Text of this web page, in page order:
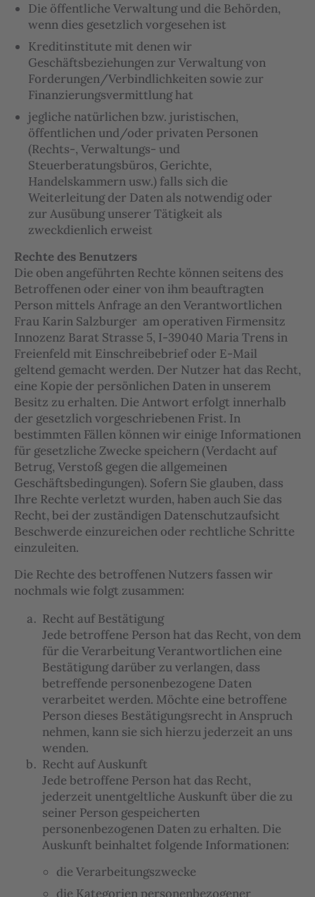
Die öffentliche Verwaltung und die Behörden,
wenn dies gesetzlich vorgesehen ist
Kreditinstitute mit denen wir
Geschäftsbeziehungen zur Verwaltung von
Forderungen/Verbindlichkeiten sowie zur
Finanzierungsvermittlung hat
jegliche natürlichen bzw. juristischen,
öffentlichen und/oder privaten Personen
(Rechts-, Verwaltungs- und
Steuerberatungsbüros, Gerichte,
Handelskammern usw.) falls sich die
Weiterleitung der Daten als notwendig oder
zur Ausübung unserer Tätigkeit als
zweckdienlich erweist
Rechte des Benutzers
Die oben angeführten Rechte können seitens des
Betroffenen oder einer von ihm beauftragten
Person mittels Anfrage an den Verantwortlichen
Frau Karin Salzburger am operativen Firmensitz
Innozenz Barat Strasse 5, I-39040 Maria Trens in
Freienfeld mit Einschreibebrief oder E-Mail
geltend gemacht werden. Der Nutzer hat das Recht,
eine Kopie der persönlichen Daten in unserem
Besitz zu erhalten. Die Antwort erfolgt innerhalb
der gesetzlich vorgeschriebenen Frist. In
bestimmten Fällen können wir einige Informationen
für gesetzliche Zwecke speichern (Verdacht auf
Betrug, Verstoß gegen die allgemeinen
Geschäftsbedingungen). Sofern Sie glauben, dass
Ihre Rechte verletzt wurden, haben auch Sie das
Recht, bei der zuständigen Datenschutzaufsicht
Beschwerde einzureichen oder rechtliche Schritte
einzuleiten.
Die Rechte des betroffenen Nutzers fassen wir
nochmals wie folgt zusammen:
Recht auf Bestätigung
Jede betroffene Person hat das Recht, von dem
für die Verarbeitung Verantwortlichen eine
Bestätigung darüber zu verlangen, dass
betreffende personenbezogene Daten
verarbeitet werden. Möchte eine betroffene
Person dieses Bestätigungsrecht in Anspruch
nehmen, kann sie sich hierzu jederzeit an uns
wenden.
Recht auf Auskunft
Jede betroffene Person hat das Recht,
jederzeit unentgeltliche Auskunft über die zu
seiner Person gespeicherten
personenbezogenen Daten zu erhalten. Die
Auskunft beinhaltet folgende Informationen:
die Verarbeitungszwecke
die Kategorien personenbezogener